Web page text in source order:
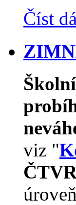
Číst
viz "